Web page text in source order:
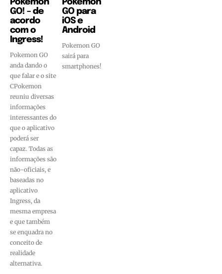
Pokemon
GO! – de
acordo
com o
Ingress!
Pokemon GO
anda dando o
que falar e o site
CPokemon
reuniu diversas
informações
interessantes do
que o aplicativo
poderá ser
capaz. Todas as
informações são
não-oficiais, e
baseadas no
aplicativo
Ingress, da
mesma empresa
e que também
se enquadra no
conceito de
realidade
alternativa.
Pokemon
GO para
iOS e
Android
Pokemon GO
sairá para
smartphones!